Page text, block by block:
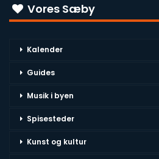
Vores Sæby
Kalender
Guides
Musik i byen
Spisesteder
Kunst og kultur